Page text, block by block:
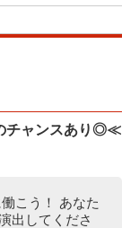
チャンスあり◎≪
こう！ あなた
出してくださ